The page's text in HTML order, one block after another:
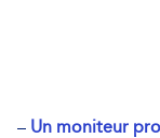
– Un moniteur